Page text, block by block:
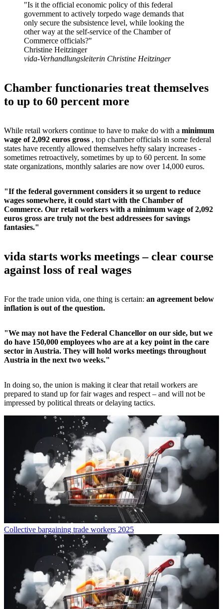
"Is it the official economic policy of this federal
government to actively torpedo wage demands that
only secure the subsistence level, while looking the
other way at the self-service of the Chamber of
Commerce officials?"
Christine Heitzinger
vida-Verhandlungsleiterin Christine Heitzinger
Chamber functionaries treat themselves
to up to 60 percent more
While retail workers continue to have to make do with a minimum
wage of 2,092 euros gross , top chamber officials in some federal
states have recently allowed themselves hefty salary increases -
sometimes retroactively, sometimes by up to 60 percent. In some
state organizations, monthly salaries are now over 14,000 euros.
"If the federal government considers it so urgent to reduce
wages somewhere, it could start with the Chamber of
Commerce. Our retail workers with a minimum wage of 2,092
euros gross are truly not the best addressees for savings
fantasies."
vida starts works meetings – clear course
against loss of real wages
For the trade union vida, one thing is certain: an agreement below
inflation is out of the question.
"We may not have the Federal Chancellor on our side, but we
do have 150,000 employees who are at a key point in the care
sector in Austria. They will hold works meetings throughout
Austria in the next two weeks."
In doing so, the union is making it clear that retail workers are
prepared to stand up for fair wages and respect – and will not be
impressed by political threats or delaying tactics.
Collective bargaining trade workers 2025